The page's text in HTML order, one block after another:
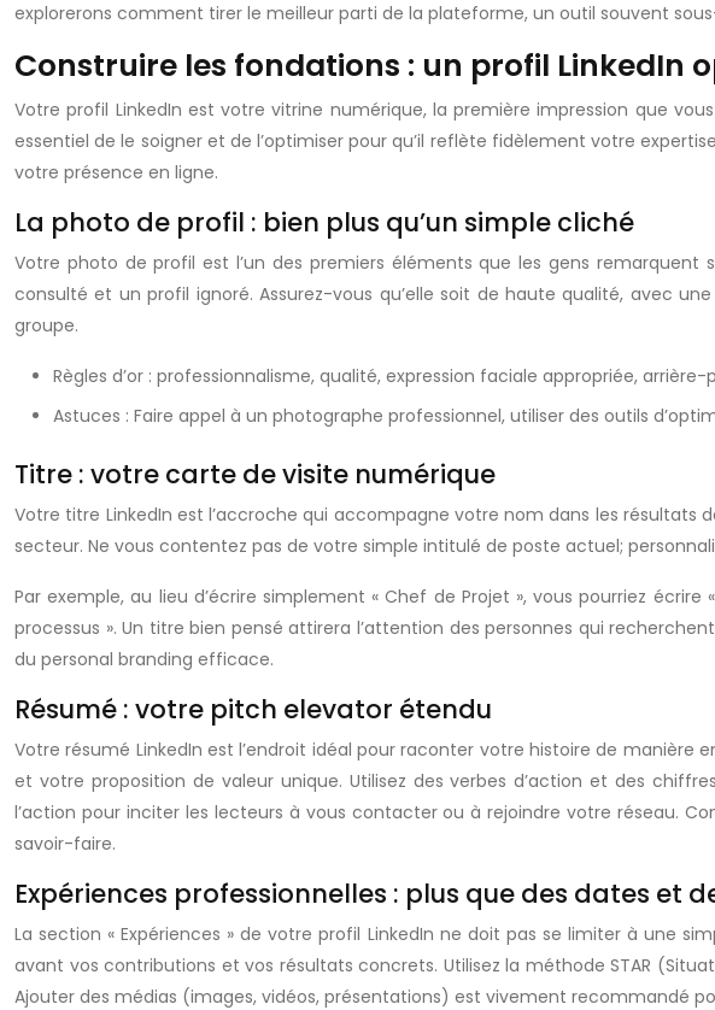
explorerons comment tirer le meilleur parti de la plateforme, un outil souvent
Construire les fondations : un profil LinkedIn
Votre profil LinkedIn est votre vitrine numérique, la première impression que
essentiel de le soigner et de l’optimiser pour qu’il reflète fidèlement votre
votre présence en ligne.
La photo de profil : bien plus qu’un simple cliché
Votre photo de profil est l’un des premiers éléments que les gens
consulté et un profil ignoré. Assurez-vous qu’elle soit de haute qualité, avec
groupe.
Règles d’or : professionnalisme, qualité, expression faciale appropriée, arrière-
Astuces : Faire appel à un photographe professionnel, utiliser des outils
Titre : votre carte de visite numérique
Votre titre LinkedIn est l’accroche qui accompagne votre nom dans les
secteur. Ne vous contentez pas de votre simple intitulé de poste actuel;
Par exemple, au lieu d’écrire simplement « Chef de Projet », vous pourriez
processus ». Un titre bien pensé attirera l’attention des personnes qui
du personal branding efficace.
Résumé : votre pitch elevator étendu
Votre résumé LinkedIn est l’endroit idéal pour raconter votre histoire de
et votre proposition de valeur unique. Utilisez des verbes d’action et des
l’action pour inciter les lecteurs à vous contacter ou à rejoindre votre réseau.
savoir-faire.
Expériences professionnelles : plus que des dates et
La section « Expériences » de votre profil LinkedIn ne doit pas se limiter à une
avant vos contributions et vos résultats concrets. Utilisez la méthode STAR
Ajouter des médias (images, vidéos, présentations) est vivement recommandé